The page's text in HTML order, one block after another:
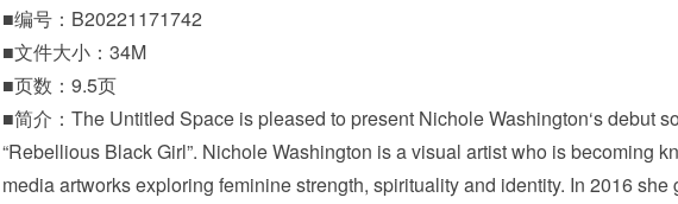
■编号：B20221171742
■文件大小：34M
■页数：9.5页
■简介：The Untitled Space is pleased to present Nichole Washington‘s debut
“Rebellious Black Girl”. Nichole Washington is a visual artist who is becoming
media artworks exploring feminine strength, spirituality and identity. In 2016 she